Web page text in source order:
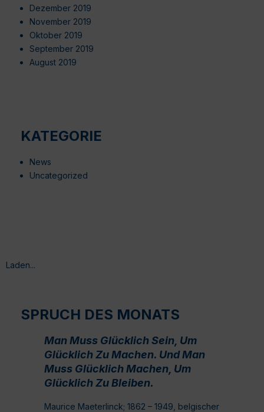
Dezember 2019
November 2019
Oktober 2019
September 2019
August 2019
KATEGORIE
News
Uncategorized
Laden...
SPRUCH DES MONATS
Man Muss Glücklich Sein, Um
Glücklich Zu Machen. Und Man
Muss Glücklich Machen, Um
Glücklich Zu Bleiben.
Maurice Maeterlinck; 1862 – 1949, belgischer